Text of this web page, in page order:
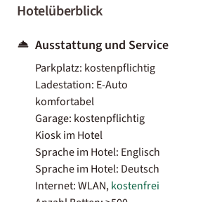
Hotelüberblick
Ausstattung und Service
Parkplatz: kostenpflichtig
Ladestation: E-Auto
komfortabel
Garage: kostenpflichtig
Kiosk im Hotel
Sprache im Hotel: Englisch
Sprache im Hotel: Deutsch
Internet: WLAN,kostenfrei